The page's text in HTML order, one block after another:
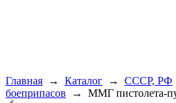
Главная → Каталог → СССР, РФ
боеприпасов
→
ММГ пистолета-